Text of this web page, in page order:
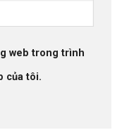
web trong trình
của tôi.